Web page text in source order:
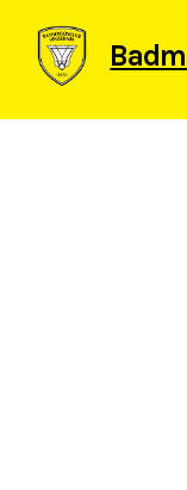
content